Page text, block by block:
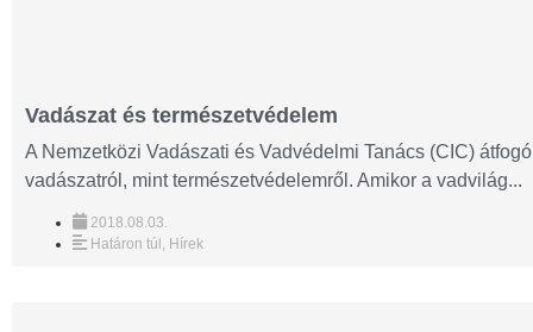
Vadászat és természetvédelem
A Nemzetközi Vadászati és Vadvédelmi Tanács (CIC)
vadászatról, mint természetvédelemről. Amikor a vadvilág...
2018.08.03.
Határon túl , Hírek